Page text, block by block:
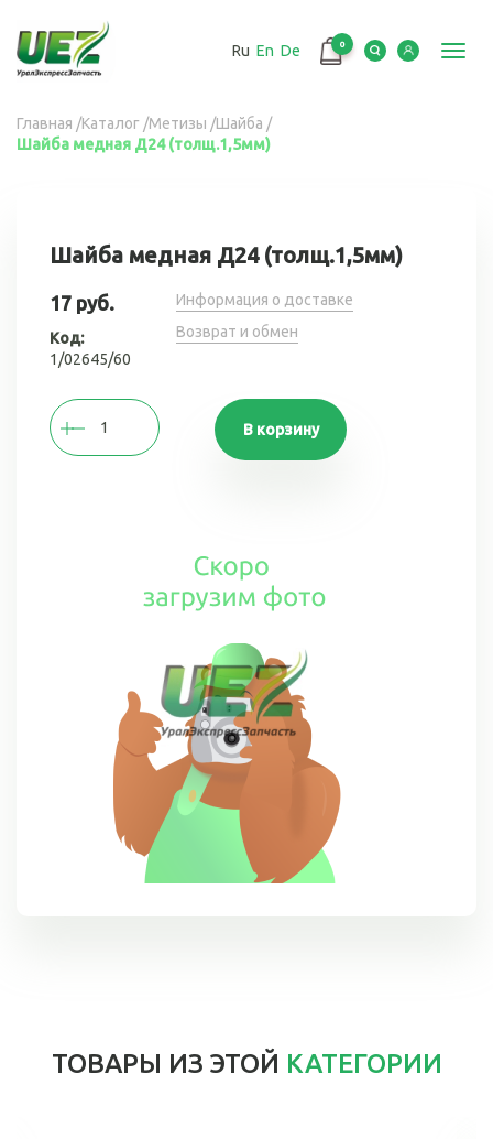
основному
содержанию
Ru En De 0
Вы
здесь
Главная /Каталог /Метизы /Шайба /
Шайба медная Д24 (толщ.1,5мм)
Шайба медная Д24 (толщ.1,5мм)
17 руб.
Код:
1/02645/60
Информация о доставке
Возврат и обмен
В корзину
ТОВАРЫ ИЗ ЭТОЙ КАТЕГОРИИ